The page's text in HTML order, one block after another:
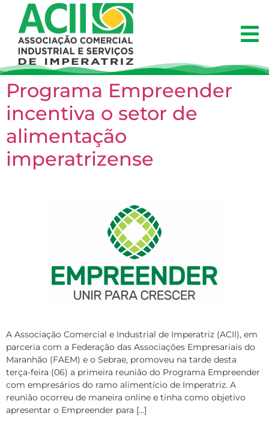
Programa Empreender
incentiva o setor de
alimentação
imperatrizense
A Associação Comercial e Industrial de Imperatriz (ACII), em
parceria com a Federação das Associações Empresariais do
Maranhão (FAEM) e o Sebrae, promoveu na tarde desta
terça-feira (06) a primeira reunião do Programa Empreender
com empresários do ramo alimentício de Imperatriz. A
reunião ocorreu de maneira online e tinha como objetivo
apresentar o Empreender para […]